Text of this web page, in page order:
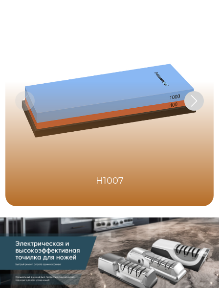
H1007